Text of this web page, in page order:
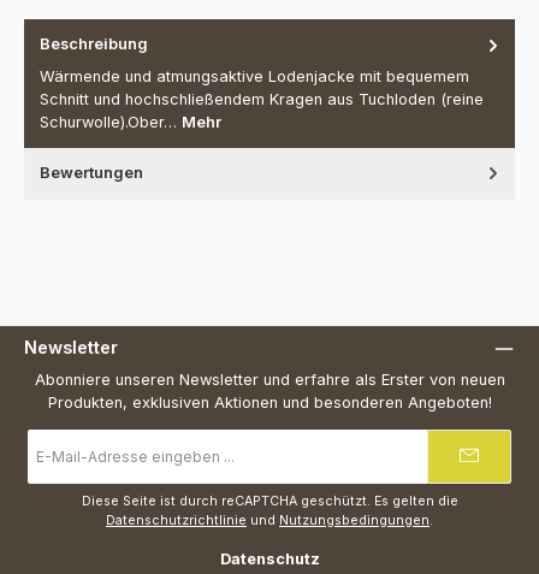
Beschreibung
Wärmende und atmungsaktive Lodenjacke mit bequemem
Schnitt und hochschließendem Kragen aus Tuchloden (reine
Schurwolle).Ober… Mehr
Bewertungen
Newsletter
Abonniere unseren Newsletter und erfahre als Erster von neuen
Produkten, exklusiven Aktionen und besonderen Angeboten!
Mail-
Adresse
Diese Seite ist durch reCAPTCHA geschützt. Es gelten die
Datenschutzrichtlinie und Nutzungsbedingungen
Datenschutz